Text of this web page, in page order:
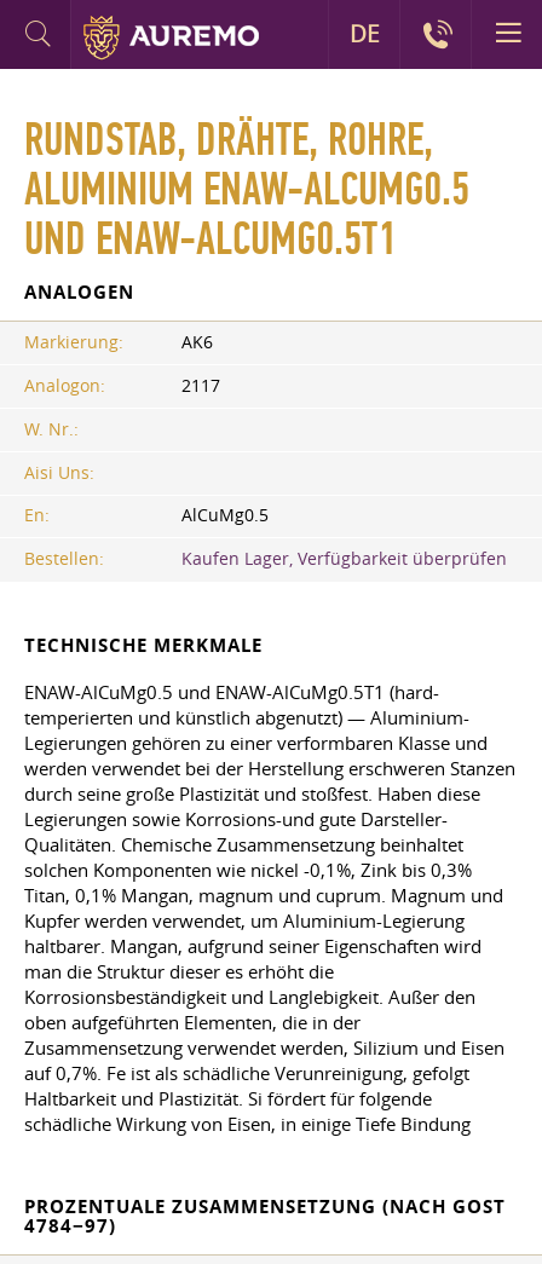
RUNDSTAB, DRÄHTE, ROHRE,
ALUMINIUM ENAW-ALCUMG0.5
UND ENAW-ALCUMG0.5T1
ANALOGEN
Markierung:
AK6
Analogon:
2117
W. Nr.:
Aisi Uns:
En:
AlCuMg0.5
Bestellen:
Kaufen Lager, Verfügbarkeit überprüfen
TECHNISCHE MERKMALE
ENAW-AlCuMg0.5 und ENAW-AlCuMg0.5T1 (hard-
temperierten und künstlich abgenutzt) — Aluminium-
Legierungen gehören zu einer verformbaren Klasse und
werden verwendet bei der Herstellung erschweren Stanzen
durch seine große Plastizität und stoßfest. Haben diese
Legierungen sowie Korrosions-und gute Darsteller-
Qualitäten. Chemische Zusammensetzung beinhaltet
solchen Komponenten wie nickel -0,1%, Zink bis 0,3%
Titan, 0,1% Mangan, magnum und cuprum. Magnum und
Kupfer werden verwendet, um Aluminium-Legierung
haltbarer. Mangan, aufgrund seiner Eigenschaften wird
man die Struktur dieser es erhöht die
Korrosionsbeständigkeit und Langlebigkeit. Außer den
oben aufgeführten Elementen, die in der
Zusammensetzung verwendet werden, Silizium und Eisen
auf 0,7%. Fe ist als schädliche Verunreinigung, gefolgt
Haltbarkeit und Plastizität. Si fördert für folgende
schädliche Wirkung von Eisen, in einige Tiefe Bindung
PROZENTUALE ZUSAMMENSETZUNG (NACH GOST
4784−97)
DE